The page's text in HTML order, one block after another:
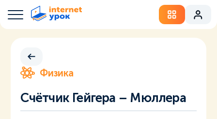
Физика
Счётчик Гейгера – Мюллера